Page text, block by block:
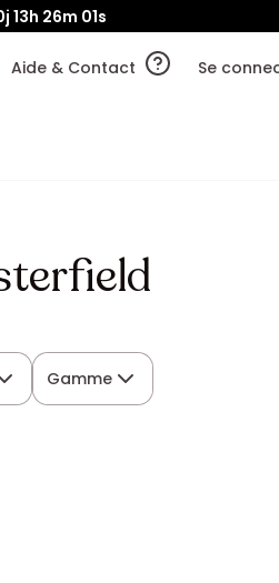
13h 26m 01s
Aide & Contact Se
Gamme